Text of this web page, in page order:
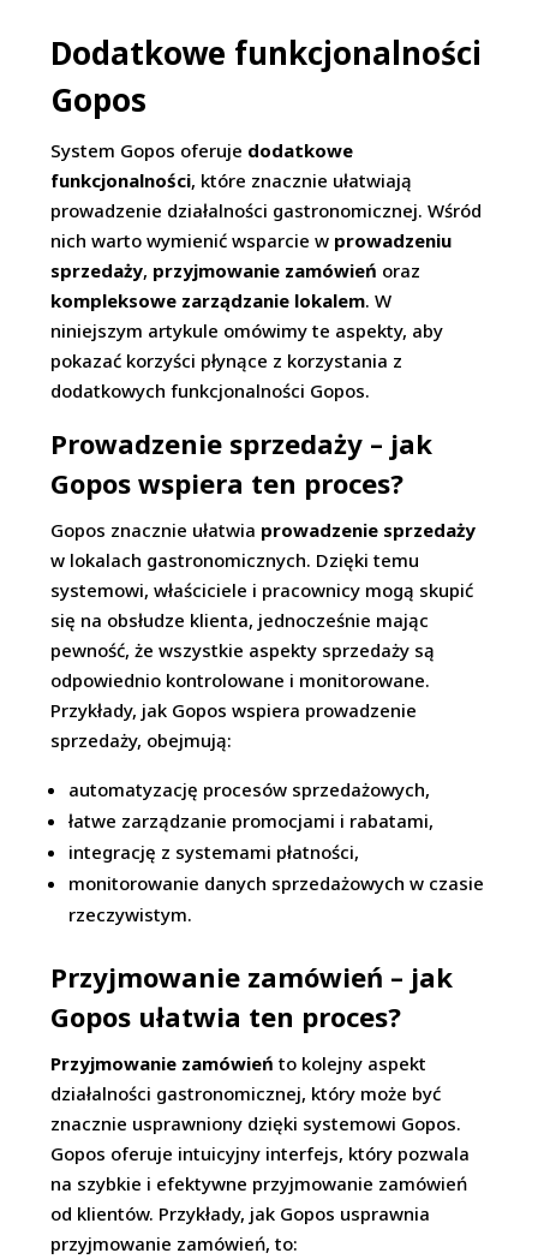
Dodatkowe funkcjonalności
Gopos
System Gopos oferuje dodatkowe
funkcjonalności, które znacznie ułatwiają
prowadzenie działalności gastronomicznej. Wśród
nich warto wymienić wsparcie w prowadzeniu
sprzedaży, przyjmowanie zamówień oraz
kompleksowe zarządzanie lokalem. W
niniejszym artykule omówimy te aspekty, aby
pokazać korzyści płynące z korzystania z
dodatkowych funkcjonalności Gopos.
Prowadzenie sprzedaży – jak
Gopos wspiera ten proces?
Gopos znacznie ułatwia prowadzenie sprzedaży
w lokalach gastronomicznych. Dzięki temu
systemowi, właściciele i pracownicy mogą skupić
się na obsłudze klienta, jednocześnie mając
pewność, że wszystkie aspekty sprzedaży są
odpowiednio kontrolowane i monitorowane.
Przykłady, jak Gopos wspiera prowadzenie
sprzedaży, obejmują:
automatyzację procesów sprzedażowych,
łatwe zarządzanie promocjami i rabatami,
integrację z systemami płatności,
monitorowanie danych sprzedażowych w czasie
rzeczywistym.
Przyjmowanie zamówień – jak
Gopos ułatwia ten proces?
Przyjmowanie zamówień to kolejny aspekt
działalności gastronomicznej, który może być
znacznie usprawniony dzięki systemowi Gopos.
Gopos oferuje intuicyjny interfejs, który pozwala
na szybkie i efektywne przyjmowanie zamówień
od klientów. Przykłady, jak Gopos usprawnia
przyjmowanie zamówień, to: